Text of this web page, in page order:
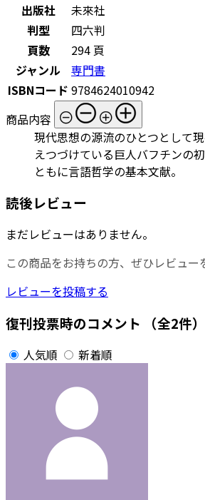
出版社
未來社
判型
四六判
頁数
294 頁
ジャンル
専門書
ISBNコード 9784624010942
商品内容
現代思想の源流のひとつとして
えつづけている巨人バフチンの
ともに言語哲学の基本文献。
読後レビュー
まだレビューはありません。
この商品をお持ちの方、ぜひレビュー
レビューを投稿する
復刊投票時のコメント （全2件）
人気順 新着順